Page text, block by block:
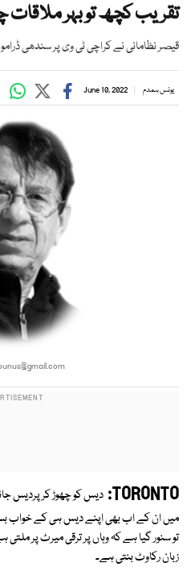
تقریب کچھ تو بہر ملاقات
قیصر نظامانی نے کراچی ٹی وی پر سندھی
یونس ہمدم June 10, 2022
TORONTO: دیس کو چھوڑ کر پردیس
میں ان کے اب بھی اپنے دیس ہی کے خواب
تو سنور گیا ہے کہ وہاں پر ترقی میرٹ پر
زبان رکاوٹ بنتی ہے۔